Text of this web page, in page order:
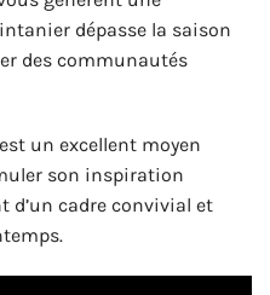
dépasse la saison
des communautés
un excellent moyen
son inspiration
cadre convivial et